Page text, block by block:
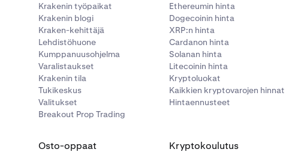
Krakenin työpaikat
Krakenin blogi
Kraken-kehittäjä
Lehdistöhuone
Kumppanuusohjelma
Varalistaukset
Krakenin tila
Tukikeskus
Valitukset
Breakout Prop Trading
Ethereumin hinta
Dogecoinin hinta
XRP:n hinta
Cardanon hinta
Solanan hinta
Litecoinin hinta
Kryptoluokat
Kaikkien kryptovarojen hinnat
Hintaennusteet
Osto-oppaat Kryptokoulutus